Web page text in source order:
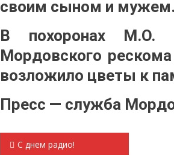
своим сыном и мужем.
В похоронах М.О.
Мордовского
возложило цветы к
Пресс — служба
Навигация
С днем радио!